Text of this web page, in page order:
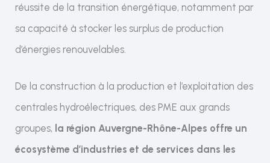
réussite de la transition énergétique, notamment par
sa capacité à stocker les surplus de production
d’énergies renouvelables.
De la construction à la production et l’exploitation des
centrales hydroélectriques, des PME aux grands
groupes, la région Auvergne-Rhône-Alpes offre un
écosystème d’industries et de services dans les